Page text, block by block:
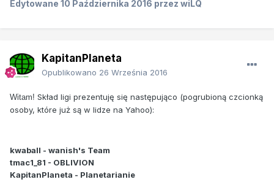
Edytowane 10 Października 2016 przez wiLQ
KapitanPlaneta
Opublikowano 26 Września 2016
Witam! Skład ligi prezentuję się następująco (pogrubioną czcionką
osoby, które już są w lidze na Yahoo):
kwaball - wanish's Team
tmac1_81 - OBLIVION
KapitanPlaneta - Planetarianie